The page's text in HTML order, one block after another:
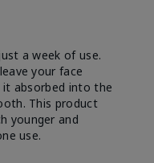
a week of use.
your face
absorbed into the
This product
younger and
use.